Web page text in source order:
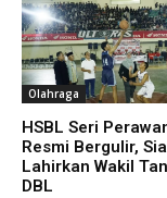
Olahraga
HSBL Seri
Resmi Bergulir,
Lahirkan Wakil
DBL